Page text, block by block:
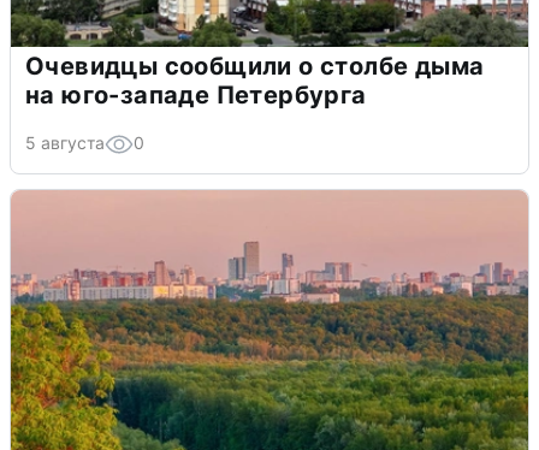
Очевидцы сообщили о столбе дыма
на юго-западе Петербурга
5 августа 0